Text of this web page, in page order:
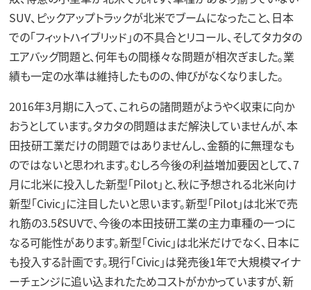
SUV、ピックアップトラックが北米でブームになったこと、日本
での「フィットハイブリッド」の不具合とリコール、そしてタカタの
エアバッグ問題と、何年もの間様々な問題が相次ぎました。業
績も一定の水準は維持したものの、伸びがなくなりました。
2016年3月期に入って、これらの諸問題がようやく収束に向か
おうとしています。タカタの問題はまだ解決していませんが、本
田技研工業だけの問題ではありませんし、金額的に無理なも
のではないと思われます。むしろ今後の利益増加要因として、7
月に北米に投入した新型「Pilot」と、秋に予想される北米向け
新型「Civic」に注目したいと思います。新型「Pilot」は北米で売
れ筋の3.5ℓSUVで、今後の本田技研工業の主力車種の一つに
なる可能性があります。新型「Civic」は北米だけでなく、日本に
も投入する計画です。現行「Civic」は発売後1年で大規模マイナ
ーチェンジに追い込まれたためコストがかかっていますが、新